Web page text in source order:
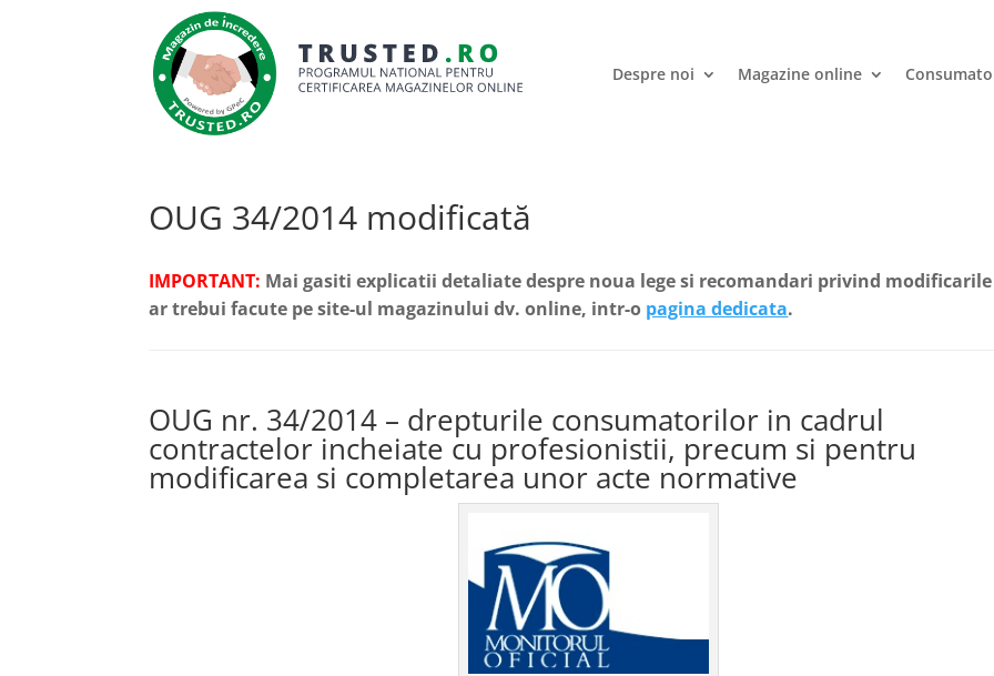
Despre noi Magazine online
OUG 34/2014 modificată
IMPORTANT: Mai gasiti explicatii detaliate despre noua lege si recomandari privind modificarile
ar trebui facute pe site-ul magazinului dv. online, intr-o pagina dedicata.
OUG nr. 34/2014 – drepturile consumatorilor in cadrul
contractelor incheiate cu profesionistii, precum si pentru
modificarea si completarea unor acte normative